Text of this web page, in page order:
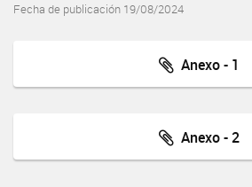
Fecha de publicación 19/08/2024
Anexo - 1
Anexo - 2